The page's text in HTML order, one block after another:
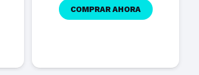
COMPRAR AHORA